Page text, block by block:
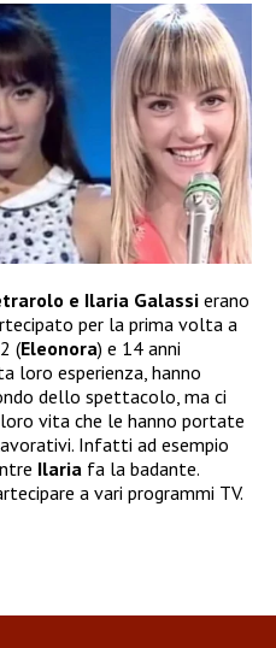
e Ilaria Galassierano
per la prima volta a
(Eleonora) e 14 anni
loro esperienza, hanno
dello spettacolo, ma ci
vita che le hanno portate
Infatti ad esempio
Ilaria fa la badante.
a vari programmi TV.